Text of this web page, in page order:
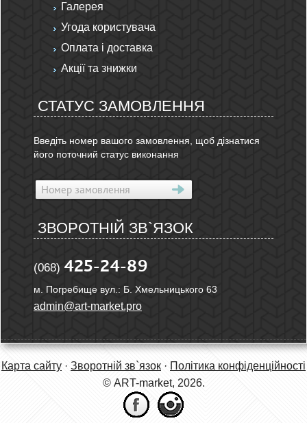
Галерея
Угода користувача
Оплата і доставка
Акції та знижки
СТАТУС ЗАМОВЛЕННЯ
Введіть номер вашого замовлення, щоб дізнатися
його поточний статус виконання
ЗВОРОТНІЙ ЗВ`ЯЗОК
(068) 425-24-89
м. Погребище вул.: Б. Хмельницького 63
admin@art-market.pro
Карта сайту · Зворотній зв`язок · Політика конфіденційності
© ART-market, 2026.